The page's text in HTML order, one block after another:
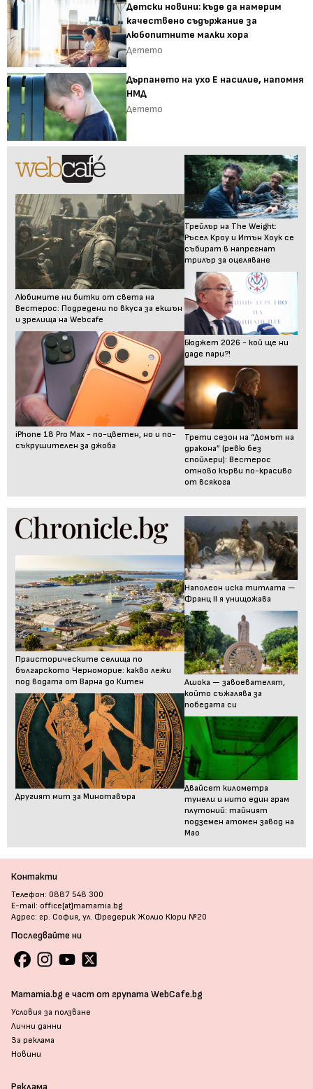
Детски новини: къде да намерим
качествено съдържание за
любопитните малки хора
Детето
Дърпането на ухо Е насилие, напомня
НМД
Детето
Любимите ни битки от света на
Вестерос: Подредени по вкуса за екшън
и зрелища на Webcafe
iPhone 18 Pro Max - по-цветен, но и по-
съкрушителен за джоба
Трейлър на The Weight:
Ръсел Кроу и Итън Хоук се
събират в напрегнат
трилър за оцеляване
Бюджет 2026 - кой ще ни
даде пари?!
Трети сезон на “Домът на
дракона” (ревю без
спойлери): Вестерос
отново кърви по-красиво
от всякога
Праисторическите селища по
българското Черноморие: какво лежи
под водата от Варна до Китен
Другият мит за Минотавъра
Наполеон иска титлата —
Франц II я унищожава
Ашока — завоевателят,
който съжалява за
победата си
Двайсет километра
тунели и нито един грам
плутоний: тайният
подземен атомен завод на
Мао
Контакти
Телефон: 0887 548 300
E-mail: office[at]mamamia.bg
Адрес: гр. София, ул. Фредерик Жолио Кюри №20
Последвайте ни
Mamamia.bg е част от групата WebCafe.bg
Условия за ползване
Лични данни
За реклама
Новини
Реклама